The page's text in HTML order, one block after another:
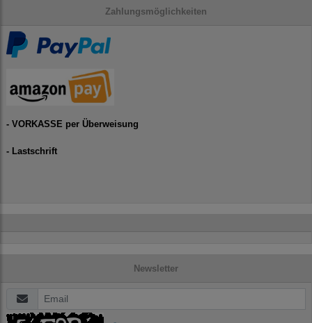
Zahlungsmöglichkeiten
- VORKASSE per Überweisung
- Lastschrift
Newsletter